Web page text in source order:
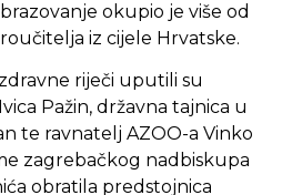
okupio je više od
iz cijele Hrvatske.
riječi uputili su
Pažin, državna tajnica u
te ravnatelj AZOO-a Vinko
zagrebačkog nadbiskupa
obratila predstojnica